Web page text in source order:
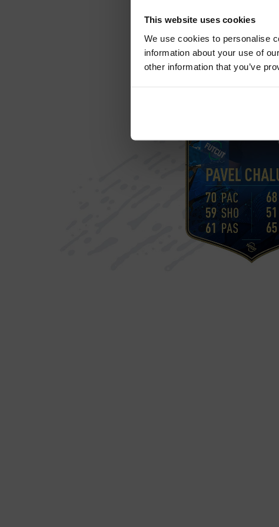
This website uses cookies
We use cookies to personalise
information about your use of
other information that you’ve
Ship to